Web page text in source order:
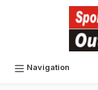
Navigation